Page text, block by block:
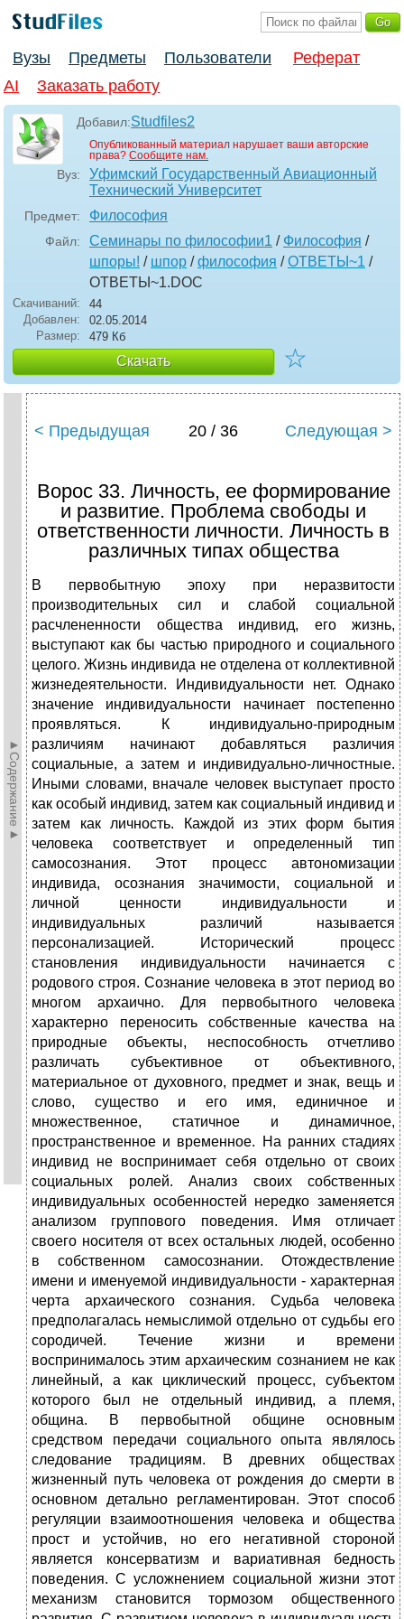
Вузы Предметы Пользователи
Реферат
AI
Заказать работу
Добавил:Studfiles2
Опубликованный материал нарушает ваши авторские
права? Сообщите нам.
Вуз:
Уфимский Государственный Авиационный
Технический Университет
Предмет: Философия
Файл: Семинары по философии1 / Философия /
шпоры! / шпор /философия /ОТВЕТЫ~1 /
ОТВЕТЫ~1.DOC
Скачиваний:
44
Добавлен:
02.05.2014
Размер:
479 Кб
Скачать ☆
►Содержание►
< Предыдущая 20 / 36 Следующая >
Ворос 33. Личность, ее формирование
и развитие. Проблема свободы и
ответственности личности. Личность в
различных типах общества
В первобытную эпоху при неразвитости
производительных сил и слабой социальной
расчлененности общества индивид, его жизнь,
выступают как бы частью природного и социального
целого. Жизнь индивида не отделена от коллективной
жизнедеятельности. Индивидуальности нет. Однако
значение индивидуальности начинает постепенно
проявляться. К индивидуально-природным
различиям начинают добавляться различия
социальные, а затем и индивидуально-личностные.
Иными словами, вначале человек выступает просто
как особый индивид, затем как социальный индивид и
затем как личность. Каждой из этих форм бытия
человека соответствует и определенный тип
самосознания. Этот процесс автономизации
индивида, осознания значимости, социальной и
личной ценности индивидуальности и
индивидуальных различий называется
персонализацией. Исторический процесс
становления индивидуальности начинается с
родового строя. Сознание человека в этот период во
многом архаично. Для первобытного человека
характерно переносить собственные качества на
природные объекты, неспособность отчетливо
различать субъективное от объективного,
материальное от духовного, предмет и знак, вещь и
слово, существо и его имя, единичное и
множественное, статичное и динамичное,
пространственное и временное. На ранних стадиях
индивид не воспринимает себя отдельно от своих
социальных ролей. Анализ своих собственных
индивидуальных особенностей нередко заменяется
анализом группового поведения. Имя отличает
своего носителя от всех остальных людей, особенно
в собственном самосознании. Отождествление
имени и именуемой индивидуальности - характерная
черта архаического сознания. Судьба человека
предполагалась немыслимой отдельно от судьбы его
сородичей. Течение жизни и времени
воспринималось этим архаическим сознанием не как
линейный, а как циклический процесс, субъектом
которого был не отдельный индивид, а племя,
община. В первобытной общине основным
средством передачи социального опыта являлось
следование традициям. В древних обществах
жизненный путь человека от рождения до смерти в
основном детально регламентирован. Этот способ
регуляции взаимоотношения человека и общества
прост и устойчив, но его негативной стороной
является консерватизм и вариативная бедность
поведения. С усложнением социальной жизни этот
механизм становится тормозом общественного